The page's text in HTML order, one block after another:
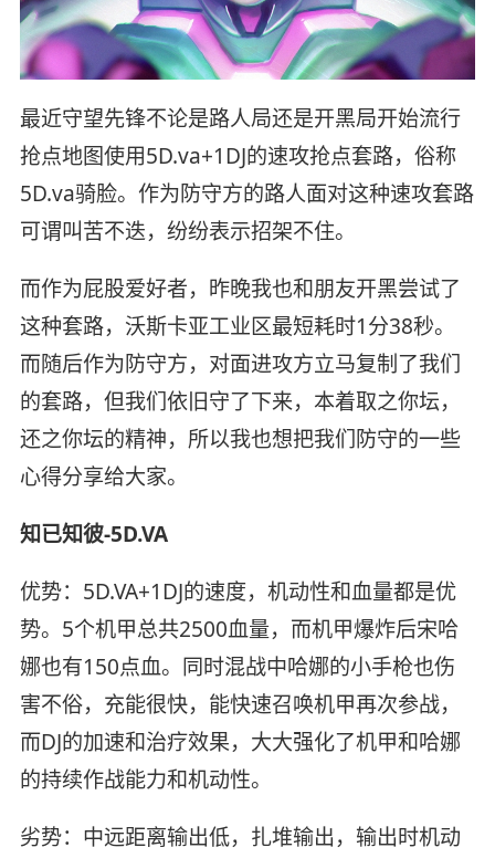
最近守望先锋不论是路人局还是开黑局开始流行
抢点地图使用5D.va+1DJ的速攻抢点套路，俗称
5D.va骑脸。作为防守方的路人面对这种速攻套路
可谓叫苦不迭，纷纷表示招架不住。
而作为屁股爱好者，昨晚我也和朋友开黑尝试了
这种套路，沃斯卡亚工业区最短耗时1分38秒。
而随后作为防守方，对面进攻方立马复制了我们
的套路，但我们依旧守了下来，本着取之你坛，
还之你坛的精神，所以我也想把我们防守的一些
心得分享给大家。
知已知彼-5D.VA
优势：5D.VA+1DJ的速度，机动性和血量都是优
势。5个机甲总共2500血量，而机甲爆炸后宋哈
娜也有150点血。同时混战中哈娜的小手枪也伤
害不俗，充能很快，能快速召唤机甲再次参战，
而DJ的加速和治疗效果，大大强化了机甲和哈娜
的持续作战能力和机动性。
劣势：中远距离输出低，扎堆输出，输出时机动